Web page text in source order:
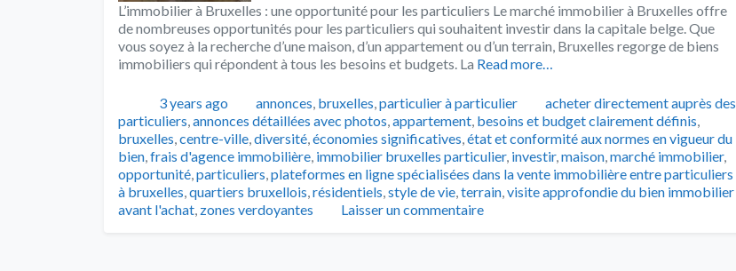
L’immobilier à Bruxelles : une opportunité pour les particuliers Le marché immobilier à Bruxelles offre
de nombreuses opportunités pour les particuliers qui souhaitent investir dans la capitale belge. Que
vous soyez à la recherche d’une maison, d’un appartement ou d’un terrain, Bruxelles regorge de biens
immobiliers qui répondent à tous les besoins et budgets. La Read more…
Publié3 years ago Catégories
annonces, bruxelles,particulier à particulier Tags
acheter directement auprès des
particuliers,annonces détaillées avec photos,appartement, besoins et budget clairement définis,
bruxelles,centre-ville,diversité,économies significatives,état et conformité aux normes en vigueur du
bien,frais d'agence immobilière, immobilier bruxelles particulier, investir,maison,marché immobilier,
opportunité,particuliers,plateformes en ligne spécialisées dans la vente immobilière entre particuliers
à bruxelles,quartiers bruxellois,résidentiels,style de vie,terrain,visite approfondie du bien immobilier
avant l'achat, zones verdoyantes Laisser un commentaire